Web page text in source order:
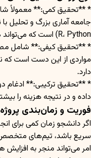
* **تحقیق کمی:** معمولاً
R، Python) است که می‌تواند هزینه‌بر باشد.
* **تحقیق کیفی:** شامل
مواردی از این دست است که
دارد.
* **تحقیق ترکیبی:** ادغام
داده و در نتیجه هزینه را
فوریت و زمان‌بندی پروژه
اگر دانشجو زمان کمی برای
سریع باشد، تیم‌های متخصص
امر می‌تواند منجر به افزایش